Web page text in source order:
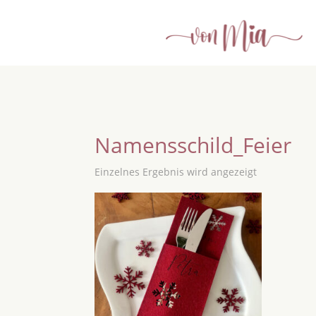
Namensschild_Feier
Einzelnes Ergebnis wird angezeigt